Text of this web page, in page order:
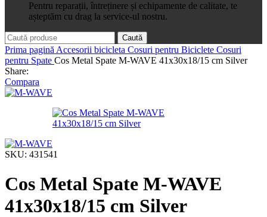
Pentru reparații, întreținere și echipamente de calitate, te
așteptăm cu drag la service-ul nostru.
Caută
Prima pagină Accesorii bicicleta Cosuri pentru Biciclete Cosuri
pentru Spate Cos Metal Spate M-WAVE 41x30x18/15 cm Silver
Share:
Compara
SKU: 431541
Cos Metal Spate M-WAVE
41x30x18/15 cm Silver